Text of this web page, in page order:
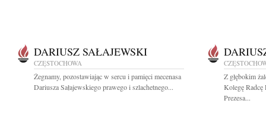
DARIUSZ SAŁAJEWSKI
CZĘSTOCHOWA
Żegnamy, pozostawiając w sercu i pamięci mecenasa
Dariusza Sałajewskiego prawego i szlachetnego...
Z głębokim
Kolegę Radcę
Prezesa...